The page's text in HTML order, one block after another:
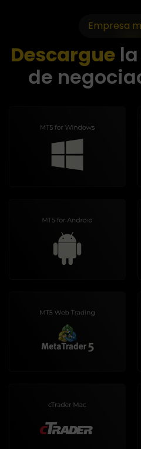
Empresa
Descargue
de